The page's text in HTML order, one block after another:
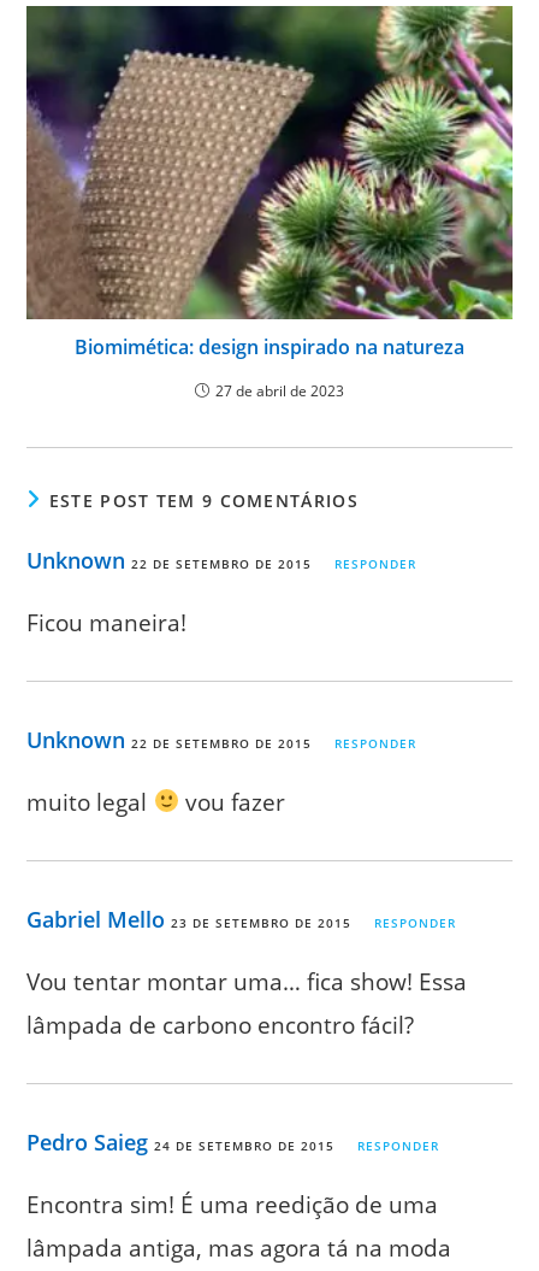
Biomimética: design inspirado na natureza
27 de abril de 2023
ESTE POST TEM 9 COMENTÁRIOS
Unknown 22 DE SETEMBRO DE 2015 RESPONDER
Ficou maneira!
Unknown 22 DE SETEMBRO DE 2015 RESPONDER
muito legal vou fazer
Gabriel Mello 23 DE SETEMBRO DE 2015 RESPONDER
Vou tentar montar uma… fica show! Essa
lâmpada de carbono encontro fácil?
Pedro Saieg 24 DE SETEMBRO DE 2015 RESPONDER
Encontra sim! É uma reedição de uma
lâmpada antiga, mas agora tá na moda